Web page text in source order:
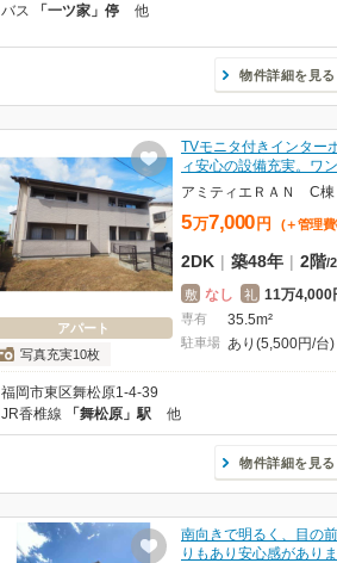
バス 「一ツ家」停 他
物件詳細を見る
アパート
写真充実10枚
TVモニタ付きインター
ィ安心の設備充実。ワ
アミティエＲＡＮ C棟
5万7,000 円 (＋管理費
2DK | 築48年 | 2階/
敷 なし 礼 11万4,000
専有 35.5m²
駐車場 あり(5,500円/台)
福岡市東区舞松原1-4-39
JR香椎線 「舞松原」駅 他
物件詳細を見る
南向きで明るく、目の
りもあり安心感があり